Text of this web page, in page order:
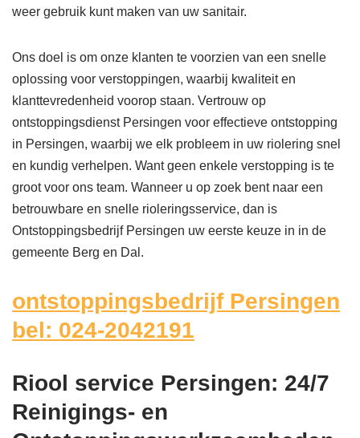
weer gebruik kunt maken van uw sanitair.
Ons doel is om onze klanten te voorzien van een snelle
oplossing voor verstoppingen, waarbij kwaliteit en
klanttevredenheid voorop staan. Vertrouw op
ontstoppingsdienst Persingen voor effectieve ontstopping
in Persingen, waarbij we elk probleem in uw riolering snel
en kundig verhelpen. Want geen enkele verstopping is te
groot voor ons team. Wanneer u op zoek bent naar een
betrouwbare en snelle rioleringsservice, dan is
Ontstoppingsbedrijf Persingen uw eerste keuze in in de
gemeente Berg en Dal.
ontstoppingsbedrijf Persingen
bel: 024-2042191
Riool service Persingen: 24/7
Reinigings- en